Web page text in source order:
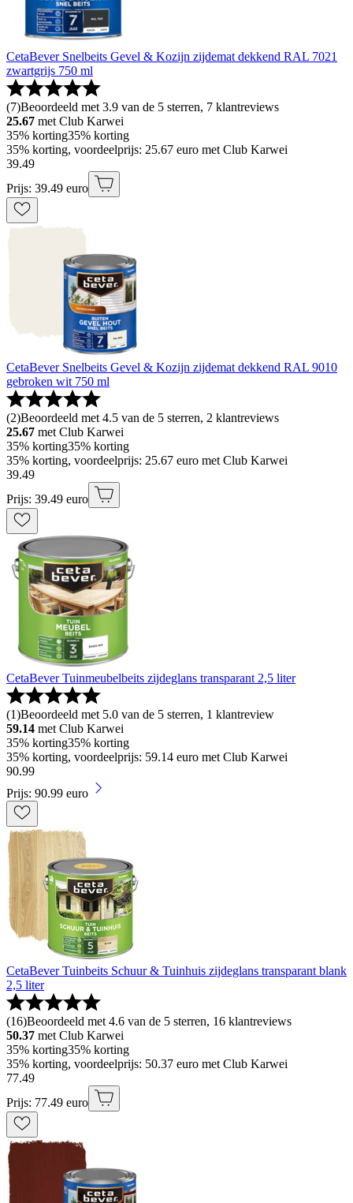
CetaBever Snelbeits Gevel & Kozijn zijdemat dekkend RAL 7021
zwartgrijs 750 ml
(7)Beoordeeld met 3.9 van de 5 sterren, 7 klantreviews
25.67 met Club Karwei
35% korting35% korting
35% korting, voordeelprijs: 25.67 euro met Club Karwei
39.49
Prijs: 39.49 euro
CetaBever Snelbeits Gevel & Kozijn zijdemat dekkend RAL 9010
gebroken wit 750 ml
(2)Beoordeeld met 4.5 van de 5 sterren, 2 klantreviews
25.67 met Club Karwei
35% korting35% korting
35% korting, voordeelprijs: 25.67 euro met Club Karwei
39.49
Prijs: 39.49 euro
CetaBever Tuinmeubelbeits zijdeglans transparant 2,5 liter
(1)Beoordeeld met 5.0 van de 5 sterren, 1 klantreview
59.14 met Club Karwei
35% korting35% korting
35% korting, voordeelprijs: 59.14 euro met Club Karwei
90.99
Prijs: 90.99 euro
CetaBever Tuinbeits Schuur & Tuinhuis zijdeglans transparant blank
2,5 liter
(16)Beoordeeld met 4.6 van de 5 sterren, 16 klantreviews
50.37 met Club Karwei
35% korting35% korting
35% korting, voordeelprijs: 50.37 euro met Club Karwei
77.49
Prijs: 77.49 euro